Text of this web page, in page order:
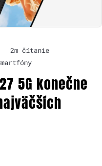
2m čítanie
5G konečne